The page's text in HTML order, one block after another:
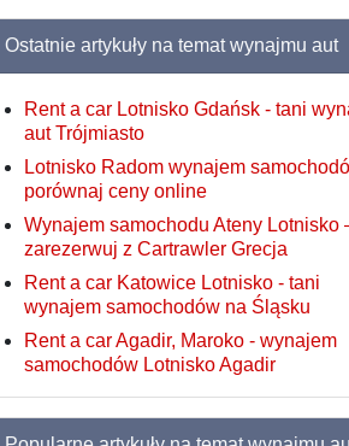
Ostatnie artykuły na temat wynajmu aut
Rent a car Lotnisko Gdańsk - tani
aut Trójmiasto
Lotnisko Radom wynajem
porównaj ceny online
Wynajem samochodu Ateny Lotnisko
zarezerwuj z Cartrawler Grecja
Rent a car Katowice Lotnisko - tani
wynajem samochodów na Śląsku
Rent a car Agadir, Maroko - wynajem
samochodów Lotnisko Agadir